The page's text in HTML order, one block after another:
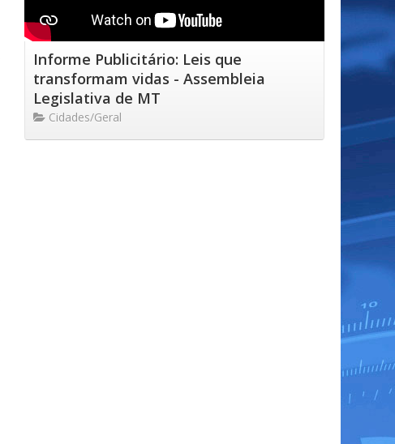
Informe Publicitário: Leis que
transformam vidas - Assembleia
Legislativa de MT
Cidades/Geral